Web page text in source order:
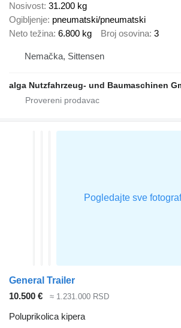
Nosivost 31.200 kg
Ogibljenje pneumatski/pneumatski
Neto težina 6.800 kg Broj osovina 3
Nemačka, Sittensen
General Trailer
10.500 €
≈ 1.231.000 RSD
Poluprikolica kipera